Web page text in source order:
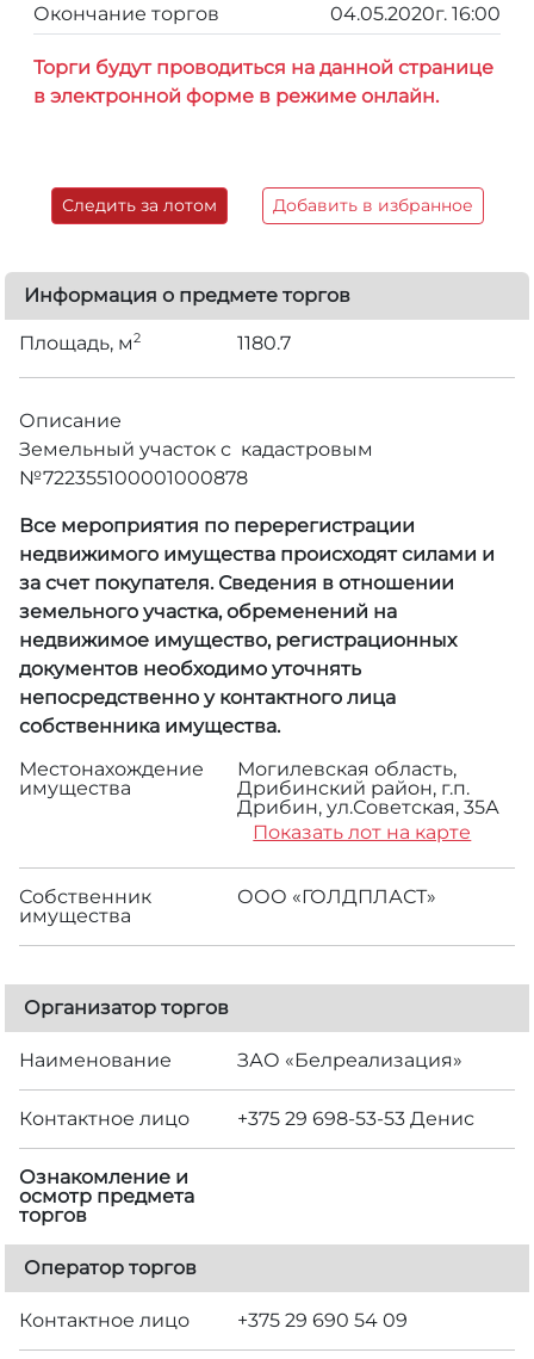
Окончание торгов 04.05.2020г. 16:00
Торги будут проводиться на данной странице
в электронной форме в режиме онлайн.
Следить за лотом Добавить в избранное
Информация о предмете торгов
Площадь, м2 1180.7
Описание
Земельный участок с кадастровым
№722355100001000878
Все мероприятия по перерегистрации
недвижимого имущества происходят силами и
за счет покупателя. Сведения в отношении
земельного участка, обременений на
недвижимое имущество, регистрационных
документов необходимо уточнять
непосредственно у контактного лица
собственника имущества.
Местонахождение
имущества
Могилевская область,
Дрибинский район, г.п.
Дрибин, ул.Советская, 35А
Показать лот на карте
Собственник
имущества
ООО «ГОЛДПЛАСТ»
Организатор торгов
Наименование ЗАО «Белреализация»
Контактное лицо +375 29 698-53-53 Денис
Ознакомление и
осмотр предмета
торгов
Оператор торгов
Контактное лицо +375 29 690 54 09